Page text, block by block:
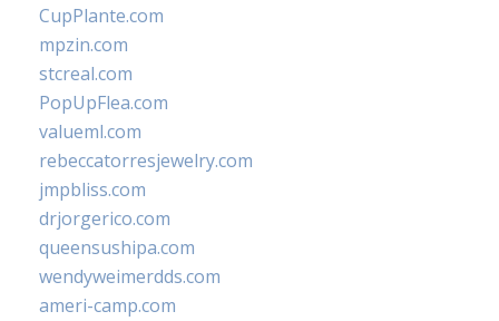
CupPlante.com
mpzin.com
stcreal.com
PopUpFlea.com
valueml.com
rebeccatorresjewelry.com
jmpbliss.com
drjorgerico.com
queensushipa.com
wendyweimerdds.com
ameri-camp.com